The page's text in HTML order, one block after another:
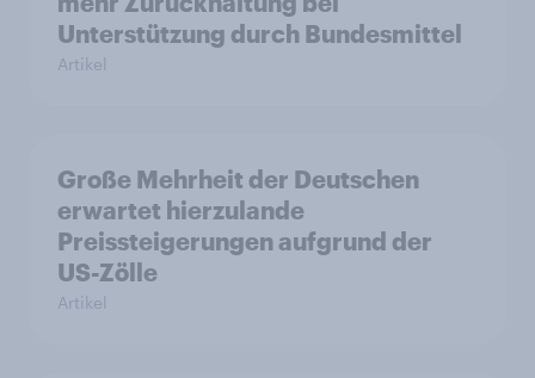
Unterstützung durch Bundesmittel
Artikel
Große Mehrheit der Deutschen
erwartet hierzulande
Preissteigerungen aufgrund der
US-Zölle
Artikel